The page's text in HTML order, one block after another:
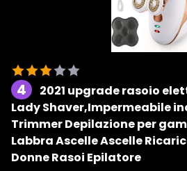
4
2021 upgrade rasoio
Lady Shaver,Impermeabile
Trimmer Depilazione per
Labbra Ascelle Ascelle
Donne Rasoi Epilatore